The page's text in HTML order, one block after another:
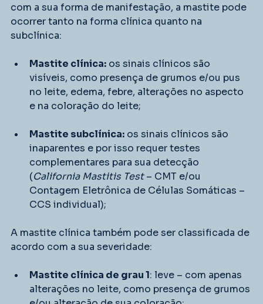
com a sua forma de manifestação, a mastite pode
ocorrer tanto na forma clínica quanto na
subclínica:
Mastite clínica: os sinais clínicos são
visíveis, como presença de grumos e/ou pus
no leite, edema, febre, alterações no aspecto
e na coloração do leite;
Mastite subclínica: os sinais clínicos são
inaparentes e por isso requer testes
complementares para sua detecção
(California Mastitis Test – CMT e/ou
Contagem Eletrônica de Células Somáticas –
CCS individual);
A mastite clínica também pode ser classificada de
acordo com a sua severidade:
Mastite clínica de grau 1: leve – com apenas
alterações no leite, como presença de grumos